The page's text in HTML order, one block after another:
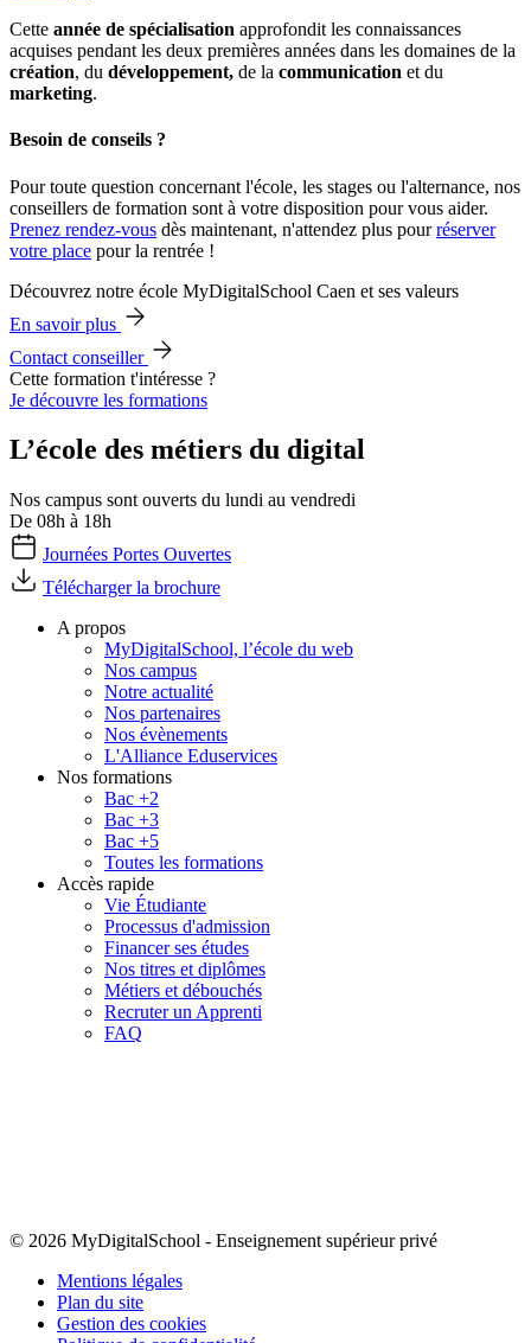
Cette année de spécialisation approfondit les connaissances
acquises pendant les deux premières années dans les domaines de la
création, du développement, de la communication et du
marketing.
Besoin de conseils ?
Pour toute question concernant l'école, les stages ou l'alternance, nos
conseillers de formation sont à votre disposition pour vous aider.
Prenez rendez-vous dès maintenant, n'attendez plus pourréserver
votre place pour la rentrée !
Découvrez notre école MyDigitalSchool Caen et ses valeurs
En savoir plus
Contact conseiller
Cette formation t'intéresse ?
Je découvre les formations
L’école des métiers du digital
Nos campus sont ouverts du lundi au vendredi
De 08h à 18h
Journées Portes Ouvertes
Télécharger la brochure
A propos
MyDigitalSchool, l’école du web
Nos campus
Notre actualité
Nos partenaires
Nos évènements
L'Alliance Eduservices
Nos formations
Bac +2
Bac +3
Bac +5
Toutes les formations
Accès rapide
Vie Étudiante
Processus d'admission
Financer ses études
Nos titres et diplômes
Métiers et débouchés
Recruter un Apprenti
FAQ
© 2026 MyDigitalSchool - Enseignement supérieur privé
Mentions légales
Plan du site
Gestion des cookies